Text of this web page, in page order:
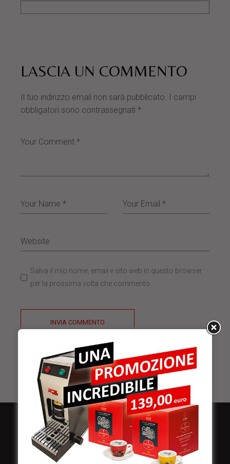
LASCIA UN COMMENTO
Il tuo indirizzo email non sarà pubblicato. I campi
obbligatori sono contrassegnati*
Salva il mio nome, email e sito web in questo browser
per la prossima volta che commento.
INVIA COMMENTO